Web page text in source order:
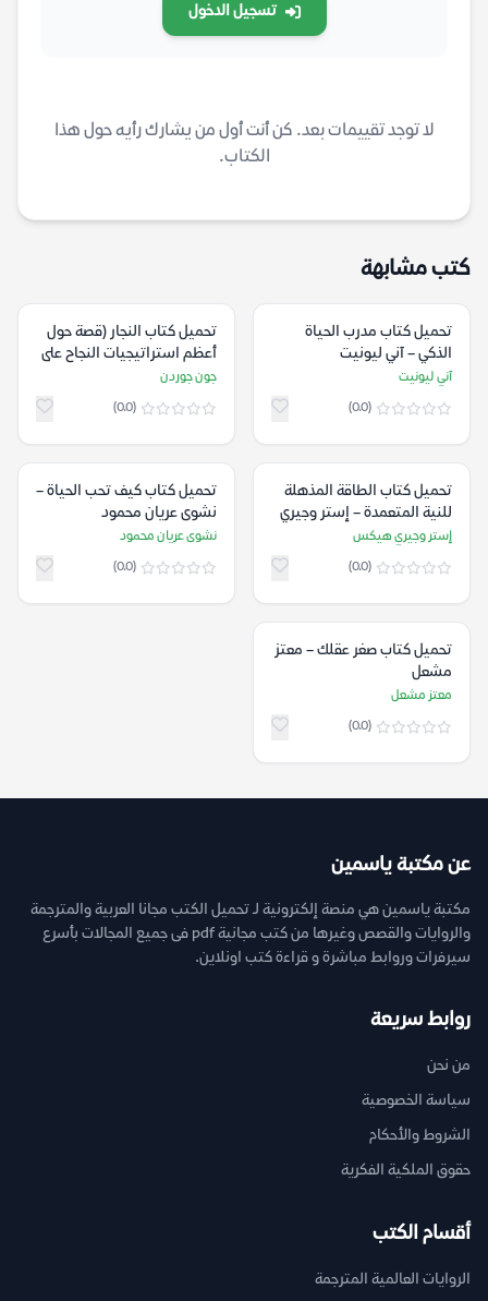
تسجيل الدخول
لا توجد تقييمات بعد. كن أنت أول من يشارك رأيه حول هذا
الكتاب.
كتب مشابهة
تحميل كتاب مدرب الحياة
الذكي – آني ليونيت
آني ليونيت
(0.0)
تحميل كتاب النجار (قصة حول
أعظم استراتيجيات النجاح على
الإطلاق) – جون جوردن
جون جوردن
(0.0)
تحميل كتاب الطاقة المذهلة
للنية المتعمدة – إستر وجيري
هيكس
إستر وجيري هيكس
(0.0)
تحميل كتاب كيف تحب الحياة –
نشوى عريان محمود
نشوى عريان محمود
(0.0)
تحميل كتاب صغر عقلك – معتز
مشعل
معتز مشعل
(0.0)
عن مكتبة ياسمين
مكتبة ياسمين هي منصة إلكترونية لـ تحميل الكتب مجانا العربية والمترجمة
والروايات والقصص وغيرها من كتب مجانية pdf فى جميع المجالات بأسرع
سيرفرات وروابط مباشرة و قراءة كتب اونلاين.
روابط سريعة
من نحن
سياسة الخصوصية
الشروط والأحكام
حقوق الملكية الفكرية
أقسام الكتب
الروايات العالمية المترجمة